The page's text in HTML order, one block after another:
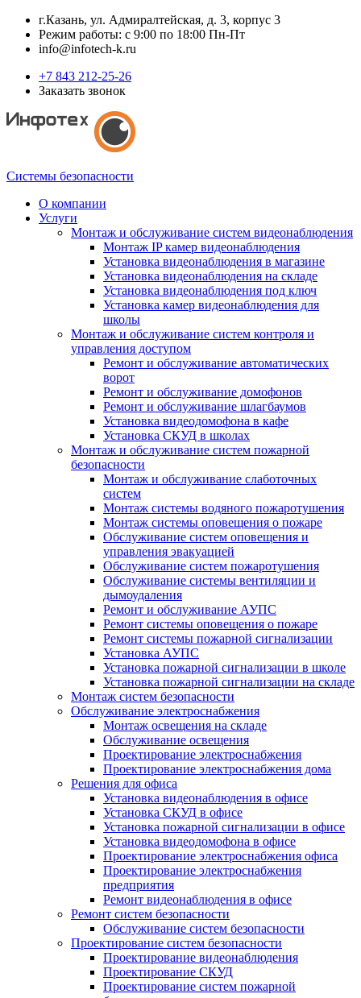
г.Казань, ул. Адмиралтейская, д. 3, корпус 3
Режим работы: с 9:00 по 18:00 Пн-Пт
info@infotech-k.ru
+7 843 212-25-26
Заказать звонок
Системы безопасности
О компании
Услуги
Монтаж и обслуживание систем видеонаблюдения
Монтаж IP камер видеонаблюдения
Установка видеонаблюдения в магазине
Установка видеонаблюдения на складе
Установка видеонаблюдения под ключ
Установка камер видеонаблюдения для
школы
Монтаж и обслуживание систем контроля и
управления доступом
Ремонт и обслуживание автоматических
ворот
Ремонт и обслуживание домофонов
Ремонт и обслуживание шлагбаумов
Установка видеодомофона в кафе
Установка СКУД в школах
Монтаж и обслуживание систем пожарной
безопасности
Монтаж и обслуживание слаботочных
систем
Монтаж системы водяного пожаротушения
Монтаж системы оповещения о пожаре
Обслуживание систем оповещения и
управления эвакуацией
Обслуживание систем пожаротушения
Обслуживание системы вентиляции и
дымоудаления
Ремонт и обслуживание АУПС
Ремонт системы оповещения о пожаре
Ремонт системы пожарной сигнализации
Установка АУПС
Установка пожарной сигнализации в школе
Установка пожарной сигнализации на складе
Монтаж систем безопасности
Обслуживание электроснабжения
Монтаж освещения на складе
Обслуживание освещения
Проектирование электроснабжения
Проектирование электроснабжения дома
Решения для офиса
Установка видеонаблюдения в офисе
Установка СКУД в офисе
Установка пожарной сигнализации в офисе
Установка видеодомофона в офисе
Проектирование электроснабжения офиса
Проектирование электроснабжения
предприятия
Ремонт видеонаблюдения в офисе
Ремонт систем безопасности
Обслуживание систем безопасности
Проектирование систем безопасности
Проектирование видеонаблюдения
Проектирование СКУД
Проектирование систем пожарной